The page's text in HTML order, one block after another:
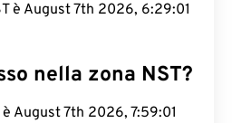
è August 7th 2026, 6:29:02
nella zona NST?
August 7th 2026, 7:59:02